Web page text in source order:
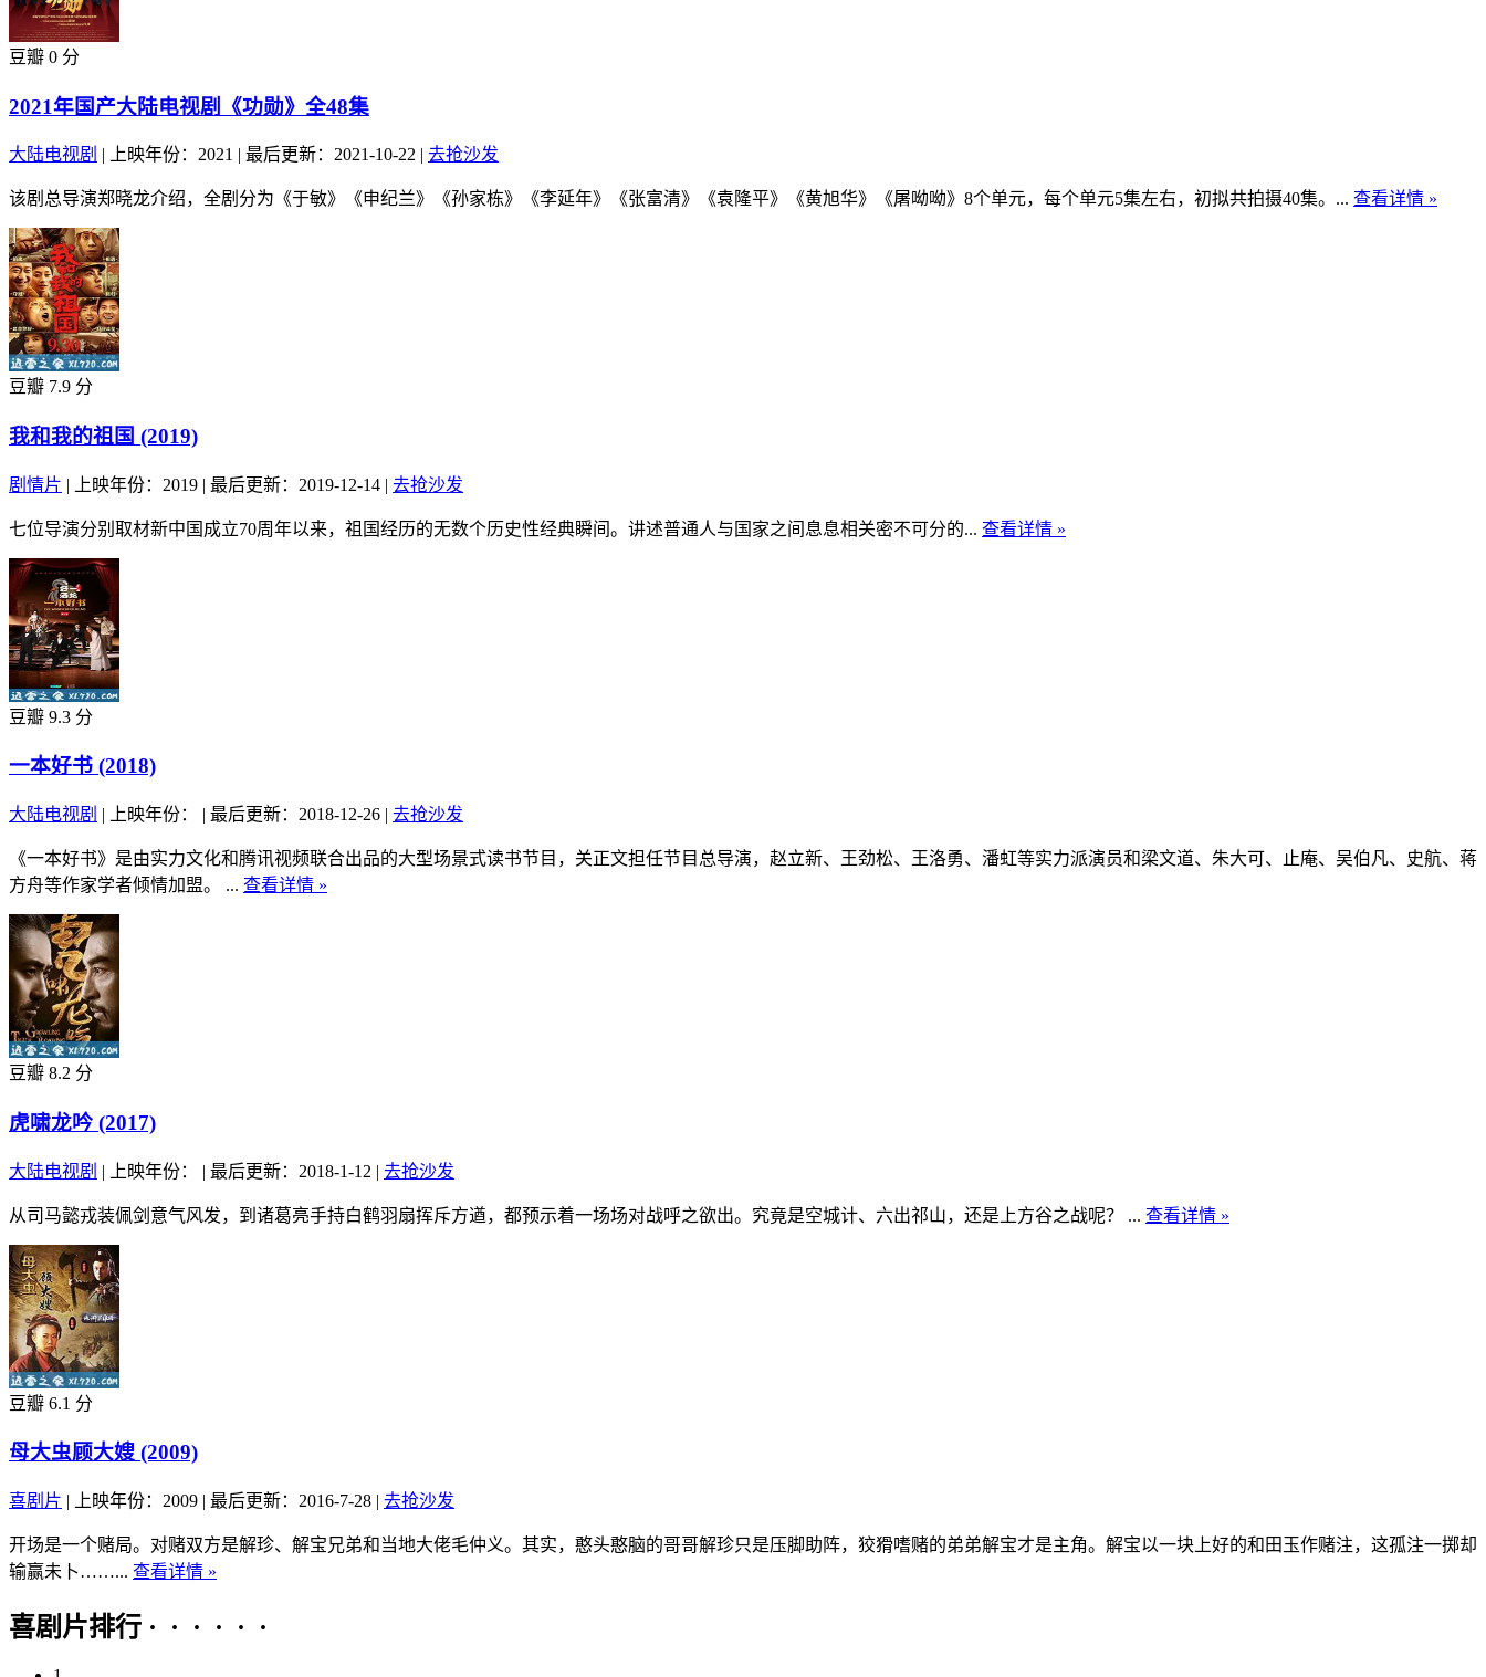
豆瓣 0 分
2021年国产大陆电视剧《功勋》全48集
大陆电视剧 | 上映年份：2021 | 最后更新：2021-10-22 | 去抢沙发
该剧总导演郑晓龙介绍，全剧分为《于敏》《申纪兰》《孙家栋》《李延年》《张富清》《袁隆平》《黄旭华》《屠呦呦》8个单元，每个单元5集左右，初拟共拍摄40集。... 查看详情 »
豆瓣 7.9 分
我和我的祖国 (2019)
剧情片 | 上映年份：2019 | 最后更新：2019-12-14 | 去抢沙发
七位导演分别取材新中国成立70周年以来，祖国经历的无数个历史性经典瞬间。讲述普通人与国家之间息息相关密不可分的... 查看详情 »
豆瓣 9.3 分
一本好书 (2018)
大陆电视剧 | 上映年份： | 最后更新：2018-12-26 | 去抢沙发
《一本好书》是由实力文化和腾讯视频联合出品的大型场景式读书节目，关正文担任节目总导演，赵立新、王劲松、王洛勇、潘虹等实力派演员和梁文道、朱大可、止庵、吴伯凡、史航、蒋
方舟等作家学者倾情加盟。 ... 查看详情 »
豆瓣 8.2 分
虎啸龙吟 (2017)
大陆电视剧 | 上映年份： | 最后更新：2018-1-12 | 去抢沙发
从司马懿戎装佩剑意气风发，到诸葛亮手持白鹤羽扇挥斥方遒，都预示着一场场对战呼之欲出。究竟是空城计、六出祁山，还是上方谷之战呢？ ... 查看详情 »
豆瓣 6.1 分
母大虫顾大嫂 (2009)
喜剧片 | 上映年份：2009 | 最后更新：2016-7-28 | 去抢沙发
开场是一个赌局。对赌双方是解珍、解宝兄弟和当地大佬毛仲义。其实，憨头憨脑的哥哥解珍只是压脚助阵，狡猾嗜赌的弟弟解宝才是主角。解宝以一块上好的和田玉作赌注，这孤注一掷却
输赢未卜……... 查看详情 »
喜剧片排行 · · · · · ·